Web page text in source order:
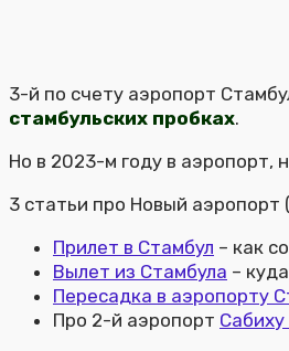
3-й по счету аэропорт
стамбульских пробках.
Но в 2023-м году в аэропорт,
3 статьи про Новый аэропорт (
Прилет в Стамбул – как
Вылет из Стамбула –
Пересадка в аэропорту
Про 2-й аэропорт Сабиху